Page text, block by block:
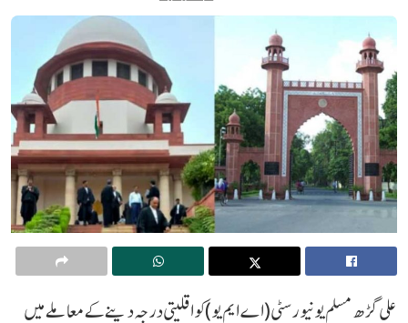
علی گڑھ مسلم یونیورسٹی (اے ایم یو) کو اقلیتی درجہ دینے کے معاملے میں